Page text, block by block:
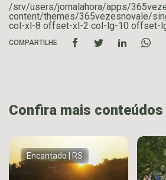
/srv/users/jornalahora/apps/
content/themes/365vezesnovale/
col-xl-8 offset-xl-2 col-lg-10 offset-
COMPARTILHE
Confira mais conteúdos
Encantado | RS